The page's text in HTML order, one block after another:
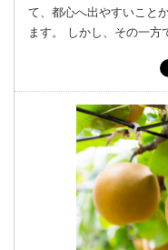
て、都心へ出やすいこと
ます。 しかし、その一